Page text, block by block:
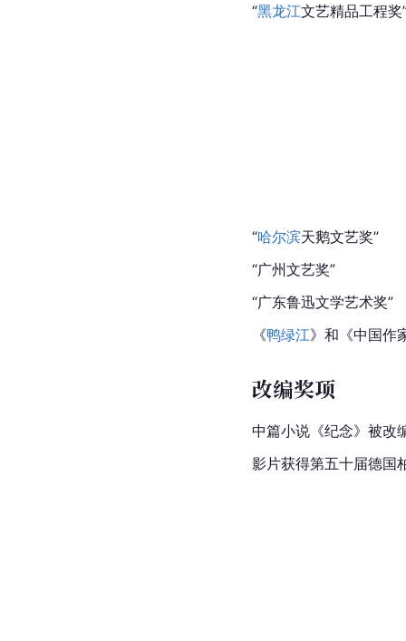
“黑龙江文艺精品工程奖
“哈尔滨天鹅文艺奖”
“广州文艺奖”
“广东鲁迅文学艺术奖”
《鸭绿江》和《中国作
改编奖项
中篇小说《纪念》被改
影片获得第五十届德国